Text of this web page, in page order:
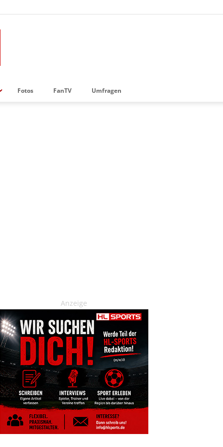
Fotos FanTV Umfragen
Anzeige